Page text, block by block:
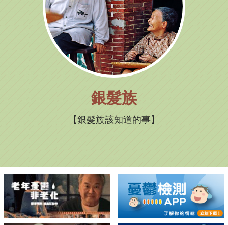
銀髮族
銀髮族該知道的事